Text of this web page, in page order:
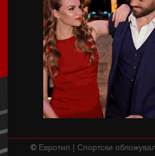
Артета: Мојот Арсенал
Лука Зидан се раздели
Џеронимо Рули е нов
издание
© Евротип | Спортски